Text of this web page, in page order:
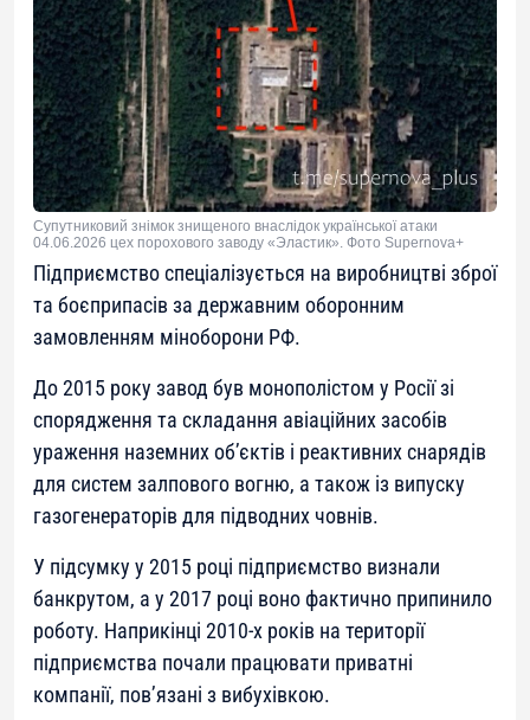
Супутниковий знімок знищеного внаслідок української атаки
04.06.2026 цех порохового заводу «Эластик». Фото Supernova+
Підприємство спеціалізується на виробництві зброї
та боєприпасів за державним оборонним
замовленням міноборони РФ.
До 2015 року завод був монополістом у Росії зі
спорядження та складання авіаційних засобів
ураження наземних об’єктів і реактивних снарядів
для систем залпового вогню, а також із випуску
газогенераторів для підводних човнів.
У підсумку у 2015 році підприємство визнали
банкрутом, а у 2017 році воно фактично припинило
роботу. Наприкінці 2010-х років на території
підприємства почали працювати приватні
компанії, пов’язані з вибухівкою.